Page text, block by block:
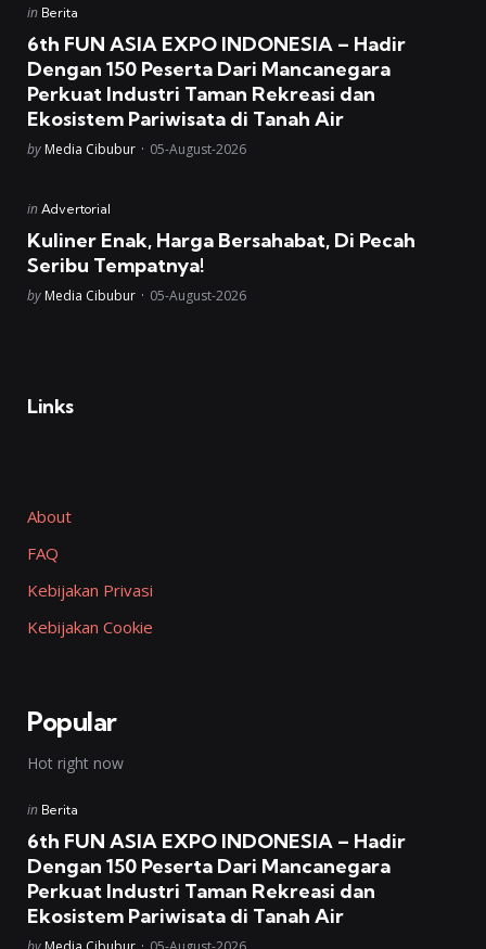
Posted
in Berita
6th FUN ASIA EXPO INDONESIA – Hadir
Dengan 150 Peserta Dari Mancanegara
Perkuat Industri Taman Rekreasi dan
Ekosistem Pariwisata di Tanah Air
Posted
by Media Cibubur 05-August-2026
Posted
in Advertorial
Kuliner Enak, Harga Bersahabat, Di Pecah
Seribu Tempatnya!
Posted
by Media Cibubur 05-August-2026
Links
About
FAQ
Kebijakan Privasi
Kebijakan Cookie
Popular
Hot right now
Posted
in Berita
6th FUN ASIA EXPO INDONESIA – Hadir
Dengan 150 Peserta Dari Mancanegara
Perkuat Industri Taman Rekreasi dan
Ekosistem Pariwisata di Tanah Air